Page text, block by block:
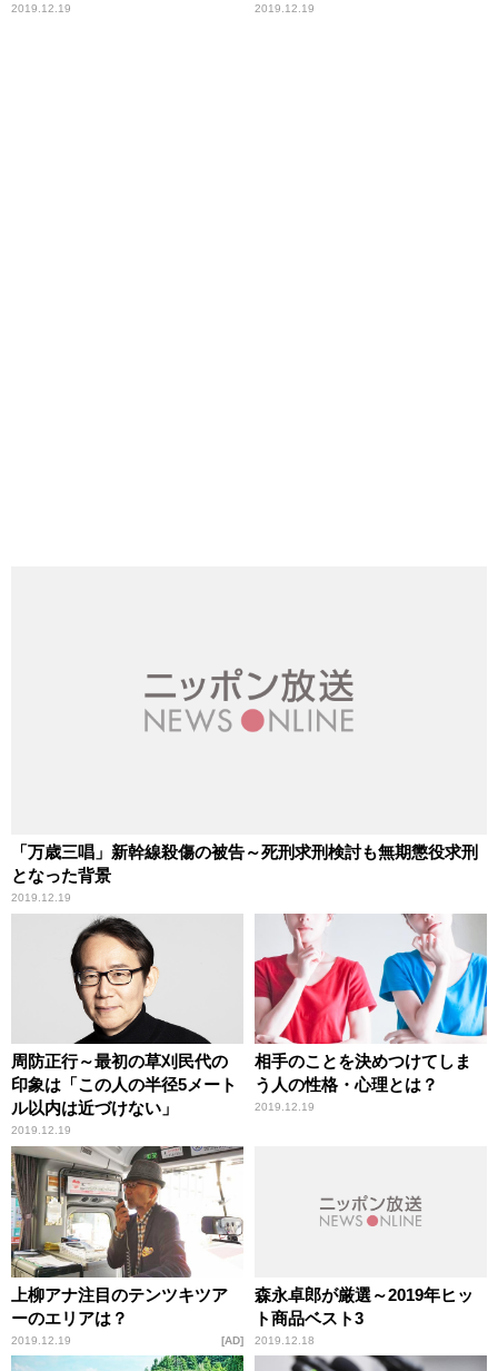
2019.12.19 2019.12.19
「万歳三唱」新幹線殺傷の被告～死刑求刑検討も無期懲役求刑
となった背景
2019.12.19
周防正行～最初の草刈民代の
印象は「この人の半径5メート
ル以内は近づけない」
2019.12.19
相手のことを決めつけてしま
う人の性格・心理とは？
2019.12.19
上柳アナ注目のテンツキツア
ーのエリアは？
2019.12.19 AD
森永卓郎が厳選～2019年ヒッ
ト商品ベスト3
2019.12.18